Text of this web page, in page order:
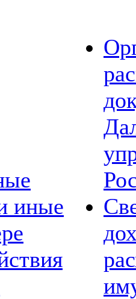
иные